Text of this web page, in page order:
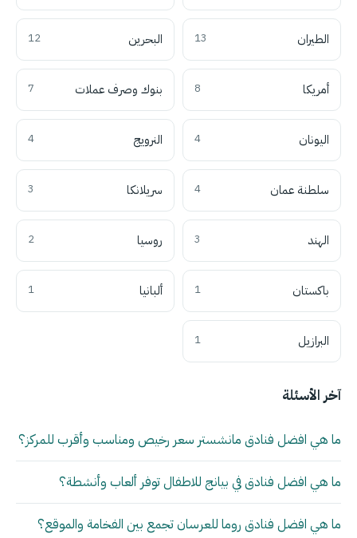
الطيران 13 البحرين 12
أمريكا 8 بنوك وصرف عملات 7
اليونان 4 النرويج 4
سلطنة عمان 4 سريلانكا 3
الهند 3 روسيا 2
باكستان 1 ألبانيا 1
البرازيل 1
آخر الأسئلة
ما هي افضل فنادق مانشستر سعر رخيص ومناسب وأقرب للمركز؟
ما هي افضل فنادق في بيانج للاطفال توفر ألعاب وأنشطة؟
ما هي افضل فنادق روما للعرسان تجمع بين الفخامة والموقع؟